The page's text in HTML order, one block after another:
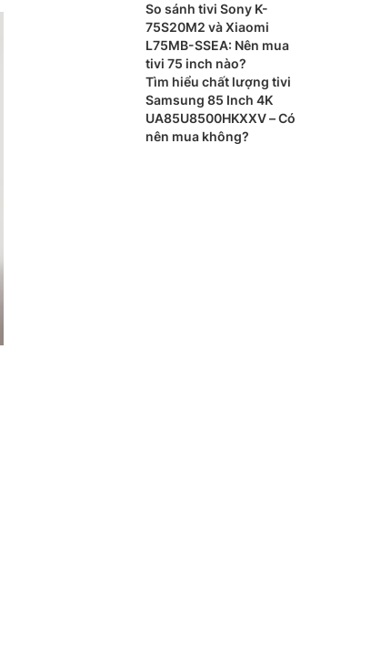
So sánh tivi Sony K-
75S20M2 và Xiaomi
L75MB-SSEA: Nên mua
tivi 75 inch nào?
Tìm hiểu chất lượng tivi
Samsung 85 Inch 4K
UA85U8500HKXXV – Có
nên mua không?